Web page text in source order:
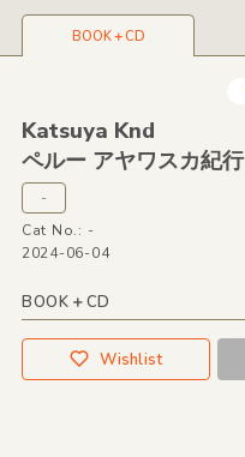
BOOK＋CD
Katsuya Knd
ペルー アヤワスカ紀行
-
Cat No.: -
2024-06-04
BOOK＋CD
Wishlist